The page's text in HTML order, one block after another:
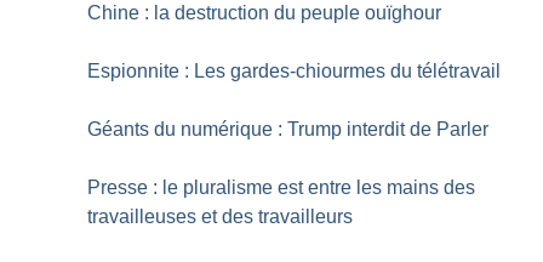
Chine : la destruction du peuple ouïghour
Espionnite : Les gardes-chiourmes du télétravail
Géants du numérique : Trump interdit de Parler
Presse : le pluralisme est entre les mains des
travailleuses et des travailleurs